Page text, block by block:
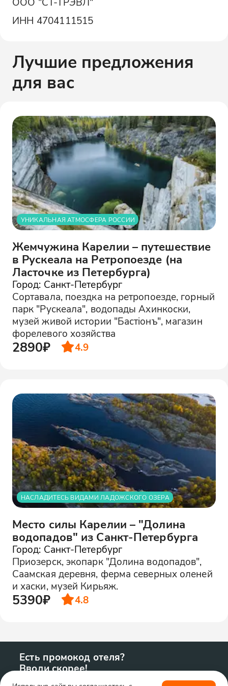
ИНН 4704111515
Лучшие предложения
для вас
УНИКАЛЬНАЯ АТМОСФЕРА РОССИИ
Жемчужина Карелии – путешествие
в Рускеала на Ретропоезде (на
Ласточке из Петербурга)
Город: Санкт-Петербург
Сортавала, поездка на ретропоезде, горный
парк "Рускеала", водопады Ахинкоски,
музей живой истории "Бастiонъ", магазин
форелевого хозяйства
2890₽ 4.9
НАСЛАДИТЕСЬ ВИДАМИ ЛАДОЖСКОГО ОЗЕРА
Место силы Карелии – "Долина
водопадов" из Санкт-Петербурга
Город: Санкт-Петербург
Приозерск, экопарк "Долина водопадов",
Саамская деревня, ферма северных оленей
и хаски, музей Кирьяж.
5390₽ 4.8
Есть промокод отеля?
Вводи скорее!